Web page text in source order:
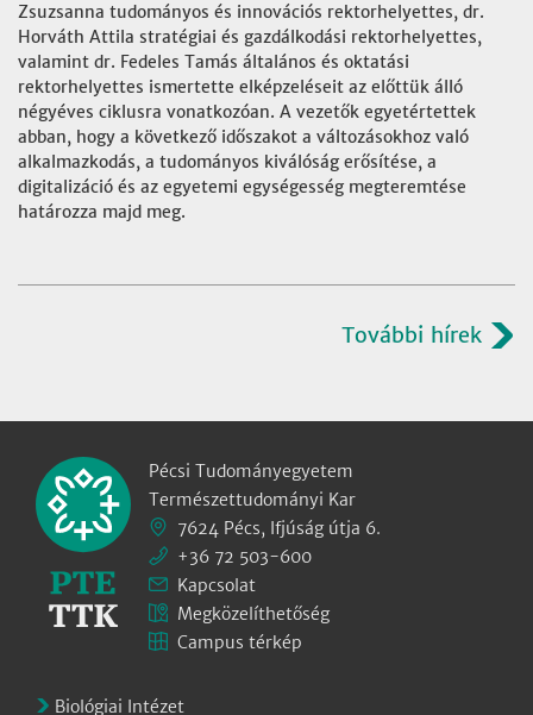
Zsuzsanna tudományos és innovációs rektorhelyettes, dr.
Horváth Attila stratégiai és gazdálkodási rektorhelyettes,
valamint dr. Fedeles Tamás általános és oktatási
rektorhelyettes ismertette elképzeléseit az előttük álló
négyéves ciklusra vonatkozóan. A vezetők egyetértettek
abban, hogy a következő időszakot a változásokhoz való
alkalmazkodás, a tudományos kiválóság erősítése, a
digitalizáció és az egyetemi egységesség megteremtése
határozza majd meg.
További hírek
Pécsi Tudományegyetem
Természettudományi Kar
7624 Pécs, Ifjúság útja 6.
+36 72 503-600
Kapcsolat
Megközelíthetőség
Campus térkép
Biológiai Intézet